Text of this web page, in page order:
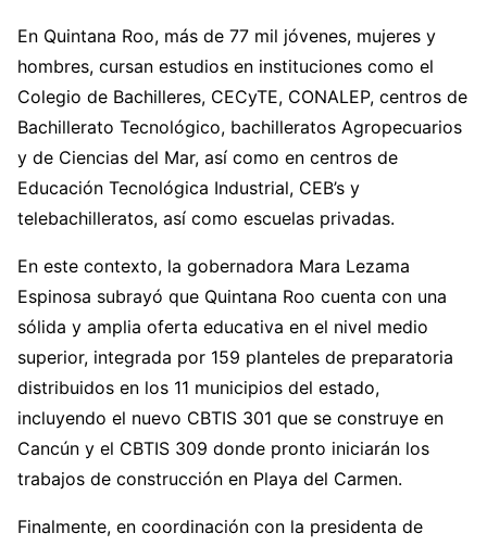
En Quintana Roo, más de 77 mil jóvenes, mujeres y
hombres, cursan estudios en instituciones como el
Colegio de Bachilleres, CECyTE, CONALEP, centros de
Bachillerato Tecnológico, bachilleratos Agropecuarios
y de Ciencias del Mar, así como en centros de
Educación Tecnológica Industrial, CEB’s y
telebachilleratos, así como escuelas privadas.
En este contexto, la gobernadora Mara Lezama
Espinosa subrayó que Quintana Roo cuenta con una
sólida y amplia oferta educativa en el nivel medio
superior, integrada por 159 planteles de preparatoria
distribuidos en los 11 municipios del estado,
incluyendo el nuevo CBTIS 301 que se construye en
Cancún y el CBTIS 309 donde pronto iniciarán los
trabajos de construcción en Playa del Carmen.
Finalmente, en coordinación con la presidenta de